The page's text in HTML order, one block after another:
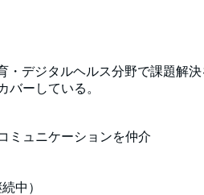
・デジタルヘルス分野で課題解
バーしている。
ミュニケーションを仲介
中）